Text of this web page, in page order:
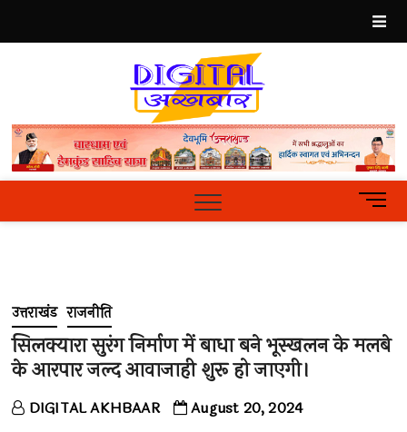
content
Hindi
News
PortalM
e
t
o
उत्तराखंड राजनीति
सिलक्यारा सुरंग निर्माण में बाधा बने भूस्खलन के मलबे
के आरपार जल्द आवाजाही शुरू हो जाएगी।
DIGITAL AKHBAAR August 20, 2024